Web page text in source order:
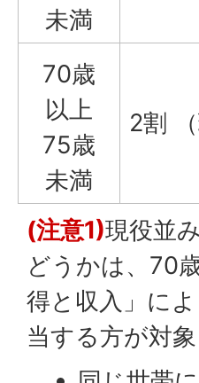
未満
70歳
以上
75歳
未満
2割
(注意1)現役並
どうかは、70
得と収入」に
当する方が対象